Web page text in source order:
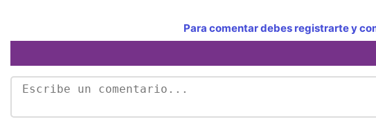
Para comentar debes registrarte y